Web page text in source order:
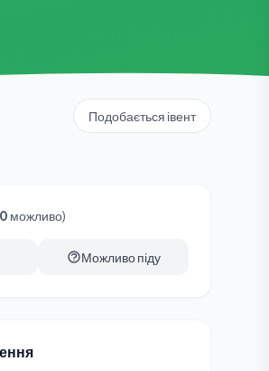
Подобається івент
0 можливо)
Можливо піду